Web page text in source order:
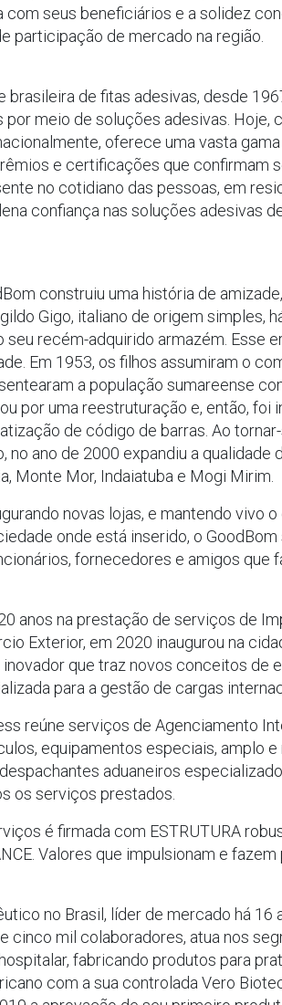
com seus beneficiários e a solidez
participação de mercado na região.
brasileira de fitas adesivas, desde
meio de soluções adesivas. Hoje,
oferece uma vasta
e certificações que confirmam
no cotidiano das pessoas, em
confiança nas soluções adesivas
construiu uma história de
Gigo, italiano de origem simples,
recém-adquirido armazém. Esse
Em 1953, os filhos assumiram o
a população sumareense
por uma reestruturação e, então, foi
de código de barras. Ao
ano de 2000 expandiu a qualidade
Monte Mor, Indaiatuba e Mogi Mirim.
novas lojas, e mantendo vivo
onde está inserido, o
fornecedores e amigos que
anos na prestação de serviços de
Exterior, em 2020 inaugurou na
que traz novos conceitos de
para a gestão de cargas
reúne serviços de Agenciamento
equipamentos especiais, amplo
aduaneiros
os serviços prestados.
é firmada com ESTRUTURA
Valores que impulsionam e fazem
no Brasil, líder de mercado há 16
cinco mil colaboradores, atua nos
fabricando produtos para
com a sua controlada Vero